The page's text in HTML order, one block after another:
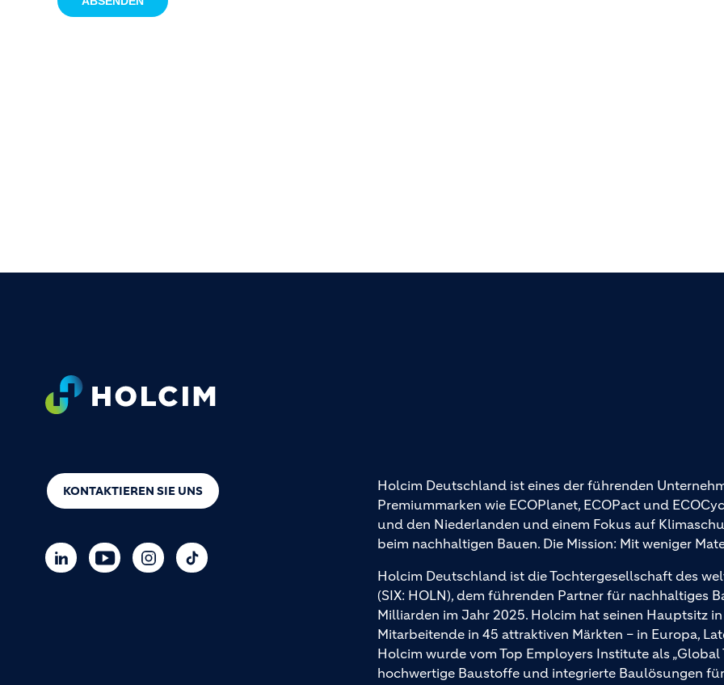
KONTAKTIEREN SIE UNS
Holcim Deutschland ist eines der führenden
Premiummarken wie ECOPlanet, ECOPact und
und den Niederlanden und einem Fokus auf
beim nachhaltigen Bauen. Die Mission: Mit weniger
Holcim Deutschland ist die Tochtergesellschaft des
(SIX: HOLN), dem führenden Partner für nachhaltiges
Milliarden im Jahr 2025. Holcim hat seinen Hauptsitz
Mitarbeitende in 45 attraktiven Märkten – in Europa,
Holcim wurde vom Top Employers Institute als
hochwertige Baustoffe und integrierte Baulösungen